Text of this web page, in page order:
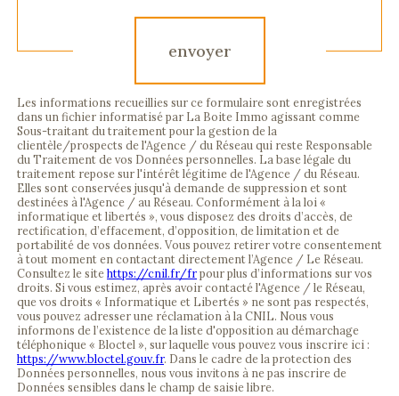
envoyer
Les informations recueillies sur ce formulaire sont enregistrées
dans un fichier informatisé par La Boite Immo agissant comme
Sous-traitant du traitement pour la gestion de la
clientèle/prospects de l'Agence / du Réseau qui reste Responsable
du Traitement de vos Données personnelles. La base légale du
traitement repose sur l'intérêt légitime de l'Agence / du Réseau.
Elles sont conservées jusqu'à demande de suppression et sont
destinées à l'Agence / au Réseau. Conformément à la loi «
informatique et libertés », vous disposez des droits d’accès, de
rectification, d’effacement, d’opposition, de limitation et de
portabilité de vos données. Vous pouvez retirer votre consentement
à tout moment en contactant directement l’Agence / Le Réseau.
Consultez le sitehttps://cnil.fr/frpour plus d’informations sur vos
droits. Si vous estimez, après avoir contacté l'Agence / le Réseau,
que vos droits « Informatique et Libertés » ne sont pas respectés,
vous pouvez adresser une réclamation à la CNIL. Nous vous
informons de l’existence de la liste d'opposition au démarchage
téléphonique « Bloctel », sur laquelle vous pouvez vous inscrire ici :
https://www.bloctel.gouv.fr. Dans le cadre de la protection des
Données personnelles, nous vous invitons à ne pas inscrire de
Données sensibles dans le champ de saisie libre.